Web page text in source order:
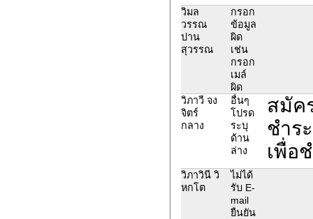
วิมล
วรรณ
ปาน
สุวรรณ
กรอก
ข้อมูล
ผิด
เช่น
กรอก
เมล์
ผิด
วิภาวี จง
จิตร์
กลาง
อื่นๆ
โปรด
ระบุ
ด้าน
ล่าง
สมัค
ชำร
เพื่อ
วิภาวินี วิ
หกโต
ไม่ได้
รับ E-
mail
ยืนยัน